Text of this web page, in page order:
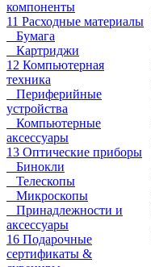
компоненты
11 Расходные материалы
Бумага
Картриджи
12 Компьютерная
техника
Периферийные
устройства
Компьютерные
аксессуары
13 Оптические приборы
Бинокли
Телескопы
Микроскопы
Принадлежности и
аксессуары
16 Подарочные
сертификаты &